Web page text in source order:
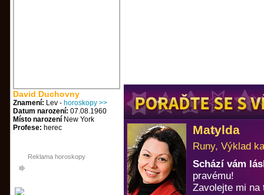
David Duchovny
Znamení: Lev - horoskopy >>
Datum narození: 07.08.1960
Místo narození New York
Profese: herec
Reklama horoskopy
Matylda
Runy, Výklad
Schází vám
pravému!
Zavolejte mi